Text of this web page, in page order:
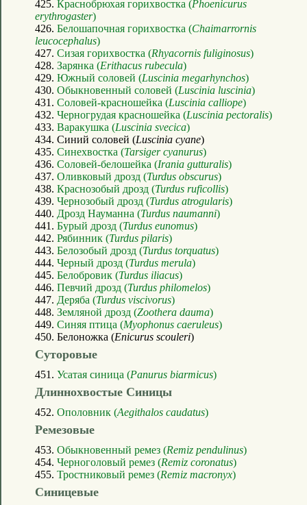
425. Краснобрюхая горихвостка (Phoenicurus
erythrogaster)
426. Белошапочная горихвостка (Chaimarrornis
leucocephalus)
427. Сизая горихвостка (Rhyacornis fuliginosus)
428. Зарянка (Erithacus rubecula)
429. Южный соловей (Luscinia megarhynchos)
430. Обыкновенный соловей (Luscinia luscinia)
431. Соловей-красношейка (Luscinia calliope)
432. Черногрудая красношейка (Luscinia pectoralis)
433. Варакушка (Luscinia svecica)
434. Синий соловей (Luscinia cyane)
435. Синехвостка (Tarsiger cyanurus)
436. Соловей-белошейка (Irania gutturalis)
437. Оливковый дрозд (Turdus obscurus)
438. Краснозобый дрозд (Turdus ruficollis)
439. Чернозобый дрозд (Turdus atrogularis)
440. Дрозд Науманна (Turdus naumanni)
441. Бурый дрозд (Turdus eunomus)
442. Рябинник (Turdus pilaris)
443. Белозобый дрозд (Turdus torquatus)
444. Черный дрозд (Turdus merula)
445. Белобровик (Turdus iliacus)
446. Певчий дрозд (Turdus philomelos)
447. Деряба (Turdus viscivorus)
448. Земляной дрозд (Zoothera dauma)
449. Синяя птица (Myophonus caeruleus)
450. Белоножка (Enicurus scouleri)
Суторовые
451. Усатая синица (Panurus biarmicus)
Длиннохвостые Синицы
452. Ополовник (Aegithalos caudatus)
Ремезовые
453. Обыкновенный ремез (Remiz pendulinus)
454. Черноголовый ремез (Remiz coronatus)
455. Тростниковый ремез (Remiz macronyx)
Синицевые